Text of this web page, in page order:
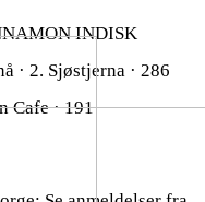
INDISK
· 2. Sjøstjerna · 286
Cafe · 191